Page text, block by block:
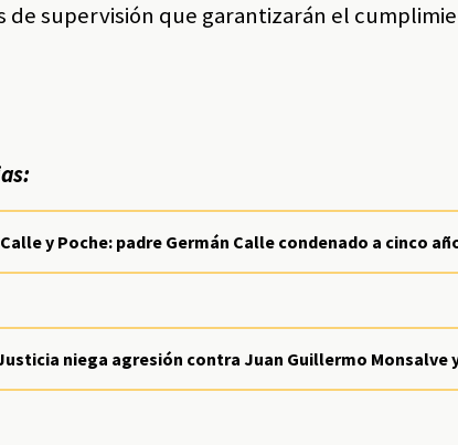
de supervisión que garantizarán el
y Poche: padre Germán Calle condenado a cinco
niega agresión contra Juan Guillermo Monsalve